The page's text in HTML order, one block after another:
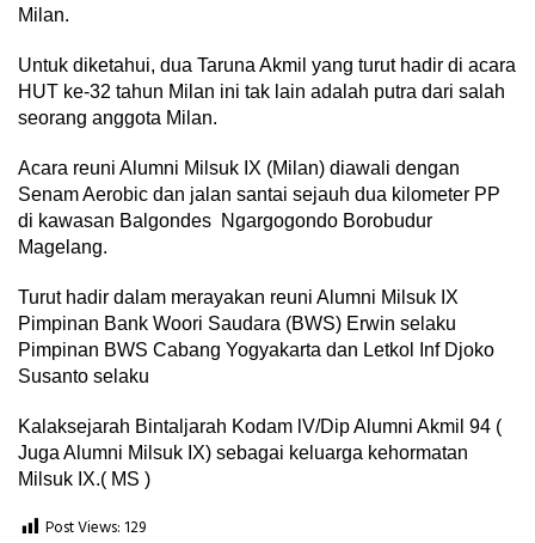
Milan.
Untuk diketahui, dua Taruna Akmil yang turut hadir di acara
HUT ke-32 tahun Milan ini tak lain adalah putra dari salah
seorang anggota Milan.
Acara reuni Alumni Milsuk IX (Milan) diawali dengan
Senam Aerobic dan jalan santai sejauh dua kilometer PP
di kawasan Balgondes Ngargogondo Borobudur
Magelang.
Turut hadir dalam merayakan reuni Alumni Milsuk IX
Pimpinan Bank Woori Saudara (BWS) Erwin selaku
Pimpinan BWS Cabang Yogyakarta dan Letkol Inf Djoko
Susanto selaku
Kalaksejarah Bintaljarah Kodam lV/Dip Alumni Akmil 94 (
Juga Alumni Milsuk IX) sebagai keluarga kehormatan
Milsuk IX.( MS )
Post Views: 129